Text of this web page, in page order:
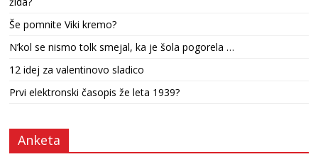
Še pomnite Viki kremo?
N’kol se nismo tolk smejal, ka je šola pogorela …
12 idej za valentinovo sladico
Prvi elektronski časopis že leta 1939?
Anketa